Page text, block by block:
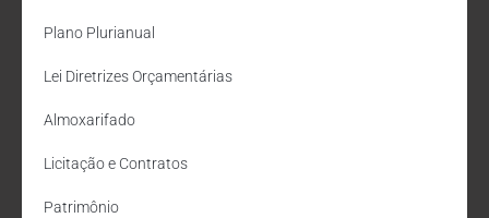
Plano Plurianual
Lei Diretrizes Orçamentárias
Almoxarifado
Licitação e Contratos
Patrimônio